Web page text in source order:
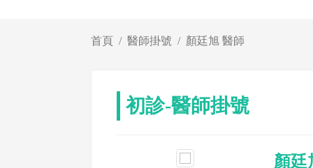
首頁 醫師掛號 顏廷旭 醫師
初診-醫師掛號
顏廷